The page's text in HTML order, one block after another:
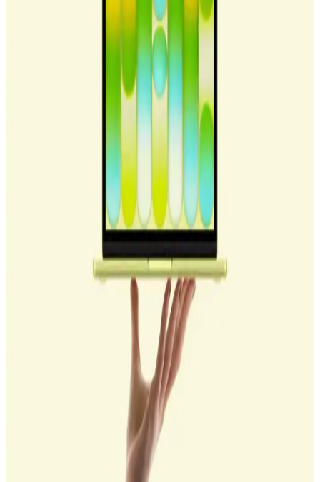
Apple MacBook Neo: A18 Pro İşlemcili Yeni Dizüstü
Bilgisayarın Teknik Özellikleri ve Pazar Analizi
Apple'ın yeni MacBook Neo modeli, A18 Pro işlemci ve 8GB
RAM ile 599 dolar fiyatla temel kullanıcılar ve eğitim sektörü için
rekabetçi bir alternatif oluşturuyor. RAM yükseltme seçeneği
olmaması ve sınırlı USB portları eleştiriliyor.
iPhone 15 ve USB-C Portu: Teknolojide Yeni
Dönemin Getirdikleri
getiriyor. Pro modelleri yüksek hızlar sunarken, kullanıcılar yeni
aksesuarlar ve kablolarla uyum sağlamalı. Bu değişiklik, teknolojide
Apple iPhone 12 ve Apple USB-C Lightning
Kabloları Karşılaştırması ve Özellikleri
İki popüler Apple şarj kablosunun özellikleri, performansları ve
kullanıcı yorumlarıyla detaylı karşılaştırması, ihtiyaçlara uygun en
iyi seçimi yapmanıza yardımcı olur.
USB-C Lightning Kablo: Hızlı ve Güvenilir Bağlantı
USB-C Lightning kabloları, hızlı şarj ve veri aktarımı sağlayan,
Apple ve diğer cihazlar için çok yönlü bağlantı çözümüdür. Güncel
teknolojiyi yakalayın ve cihazlarınızın performansını artırın.
Anker Zolo 20W GaN Teknolojili USB-C Şarj
Cihazı Günlük ve Seyahat Kullanımı İçin Uygun